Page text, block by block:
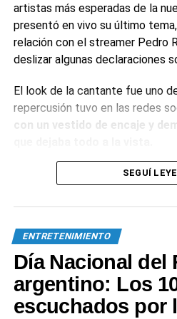
artistas más esperadas de la
presentó en vivo su último tema,
relación con el streamer Pedro
deslizar algunas declaraciones
El look de la cantante fue uno
repercusión tuvo en las redes
con un vestido de encaje y
Sin embargo, uno de los
las críticas por el playback,
efusividad de la canción y la
Más allá de la interpretación de
momentos rescatables durante
donde Susana quiso indagar
SEGUÍ
ENTRETENIMIENTO
Día Nacional del
argentino: Los
escuchados por